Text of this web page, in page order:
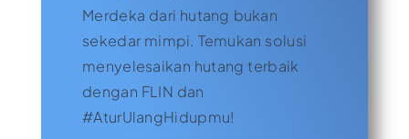
Merdeka dari hutang bukan
sekedar mimpi. Temukan solusi
menyelesaikan hutang terbaik
dengan FLIN dan
#AturUlangHidupmu!